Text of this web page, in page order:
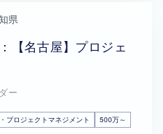
県
【名古屋】プロジェ
ー
プロジェクトマネジメント 500万～